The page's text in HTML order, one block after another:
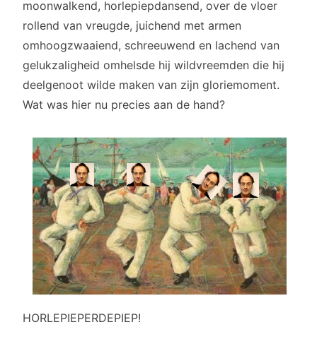
moonwalkend, horlepiepdansend, over de vloer
rollend van vreugde, juichend met armen
omhoogzwaaiend, schreeuwend en lachend van
gelukzaligheid omhelsde hij wildvreemden die hij
deelgenoot wilde maken van zijn gloriemoment.
Wat was hier nu precies aan de hand?
HORLEPIEPERDEPIEP!